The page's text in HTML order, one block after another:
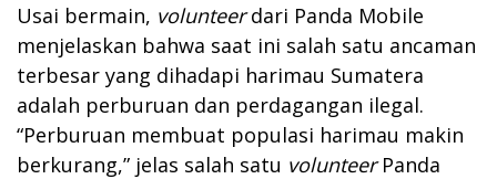
Usai bermain, volunteerdari Panda Mobile
menjelaskan bahwa saat ini salah satu ancaman
terbesar yang dihadapi harimau Sumatera
adalah perburuan dan perdagangan ilegal.
“Perburuan membuat populasi harimau makin
berkurang,” jelas salah satu volunteerPanda